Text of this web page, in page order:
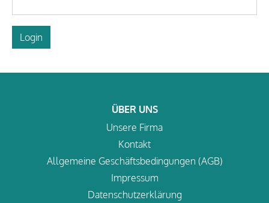
Login
ÜBER UNS
Unsere Firma
Kontakt
Allgemeine Geschäftsbedingungen (AGB)
Impressum
Datenschutzerklärung